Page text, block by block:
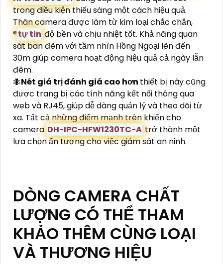
trong điều kiện thiếu sáng một cách hiệu quả.
Thân camera được làm từ kim loại chắc chắn,
®️tự tin độ bền và chịu nhiệt tốt. Khả năng quan
sát ban đêm với tầm nhìn Hồng Ngoại lên đến
30m giúp camera hoạt động hiệu quả cả ngày lẫn
đêm.
🐜Nét giá trị đánh giá cao hơn thiết bị này cũng
được trang bị các tính năng kết nối thông qua
web và RJ45, giúp dễ dàng quản lý và theo dõi từ
xa. Tất cả những điểm mạnh trên khiến cho
camera DH-IPC-HFW1230TC-A trở thành một
lựa chọn ấn tượng cho việc giám sát an ninh.
DÒNG CAMERA CHẤT
LƯỢNG CÓ THỂ THAM
KHẢO THÊM CÙNG LOẠI
VÀ THƯƠNG HIỆU